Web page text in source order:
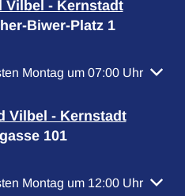
Vilbel - Kernstadt
Biwer-Platz 1
oder Schließzeiten
Montag um 07:00 Uhr
Vilbel - Kernstadt
101
oder Schließzeiten
Montag um 12:00 Uhr